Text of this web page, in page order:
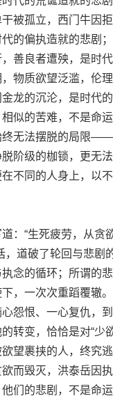
被孤立，西门牛因
的偏执造就的悲剧
善良者遭殃，是时
物质欲望泛滥，伦
龙的沉沦，是时代
似的苦难，不是命
终无法摆脱的局限
阶级的枷锁，更无
不同的人身上，以
“生死疲劳，从贪欲
，道破了轮回与悲剧
念的循环；所谓的
，一次次重蹈覆辙
怨恨、一心复仇，
转变，恰恰是对“少
望裹挟的人，终究
而毁灭，洪泰岳因
们的悲剧，不是命